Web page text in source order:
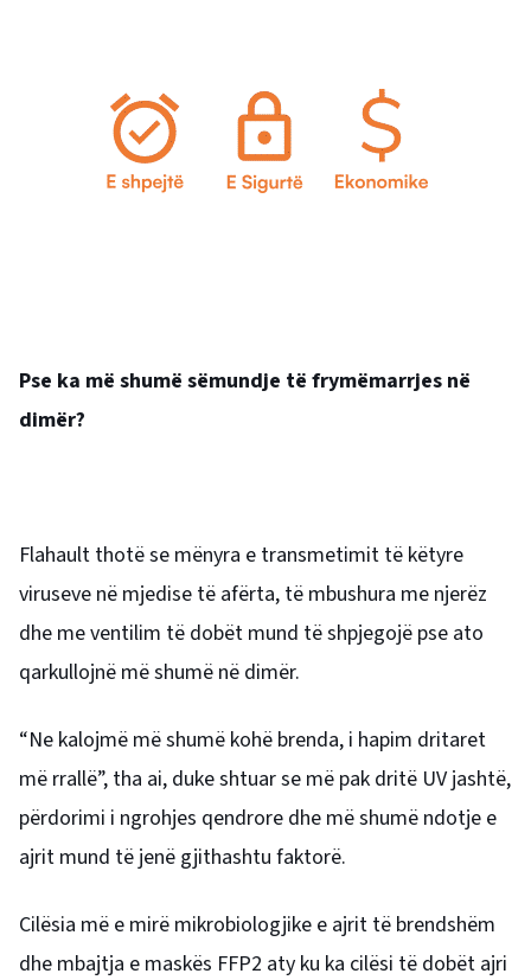
Pse ka më shumë sëmundje të frymëmarrjes në
dimër?
Flahault thotë se mënyra e transmetimit të këtyre
viruseve në mjedise të afërta, të mbushura me njerëz
dhe me ventilim të dobët mund të shpjegojë pse ato
qarkullojnë më shumë në dimër.
“Ne kalojmë më shumë kohë brenda, i hapim dritaret
më rrallë”, tha ai, duke shtuar se më pak dritë UV jashtë,
përdorimi i ngrohjes qendrore dhe më shumë ndotje e
ajrit mund të jenë gjithashtu faktorë.
Cilësia më e mirë mikrobiologjike e ajrit të brendshëm
dhe mbajtja e maskës FFP2 aty ku ka cilësi të dobët ajri